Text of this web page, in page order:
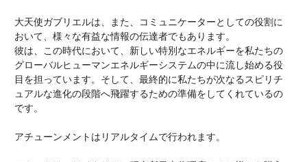
大天使ガブリエルは、また、コミュニケーターとしての役割に
おいて、様々な有益な情報の伝達者でもあります。
彼は、この時代において、新しい特別なエネルギーを私たちの
グローバルヒューマンエネルギーシステムの中に流し始める役
目を担っています。そして、最終的に私たちが次なるスピリチ
ュアルな進化の段階へ飛躍するための準備をしてくれているの
です。
アチューンメントはリアルタイムで行われます。